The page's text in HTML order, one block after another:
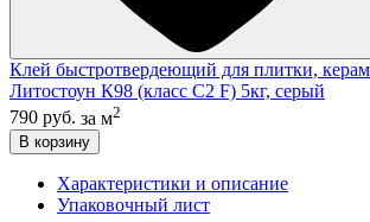
Клей быстротвердеющий для плитки,
Литостоун К98 (класс С2 F) 5кг, серый
790 руб. за м2
В корзину
Характеристики и описание
Упаковочный лист